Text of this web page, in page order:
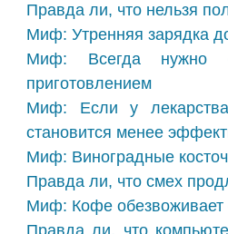
Правда ли, что нельзя
Миф: Утренняя зарядка
Миф: Всегда нужно
приготовлением
Миф: Если у
становится менее
Миф: Виноградные
Правда ли, что смех
Миф: Кофе обезвоживает
Правда ли, что